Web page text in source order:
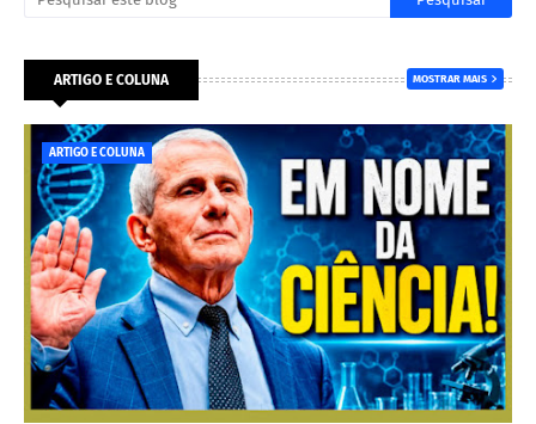
ARTIGO E COLUNA MOSTRAR MAIS
ARTIGO E COLUNA